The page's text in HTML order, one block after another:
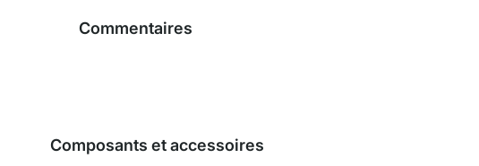
Commentaires
Composants et accessoires